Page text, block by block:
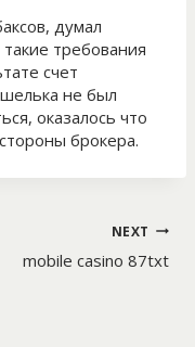
думал
требования
счет
не был
оказалось что
брокера.
NEXT
mobile casino 87txt